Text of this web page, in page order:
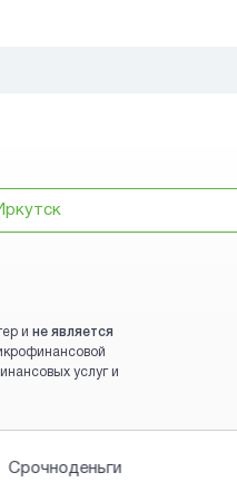
и не является
услуг и
Срочноденьги